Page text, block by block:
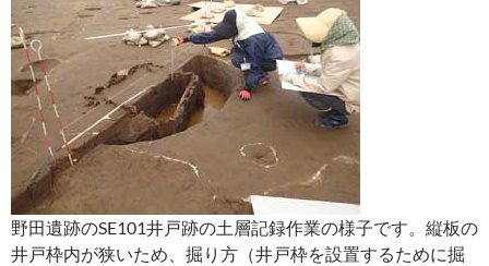
野田遺跡のSE101井戸跡の土層記録作業の様子です。縦板の
井戸枠内が狭いため、掘り方（井戸枠を設置するために掘